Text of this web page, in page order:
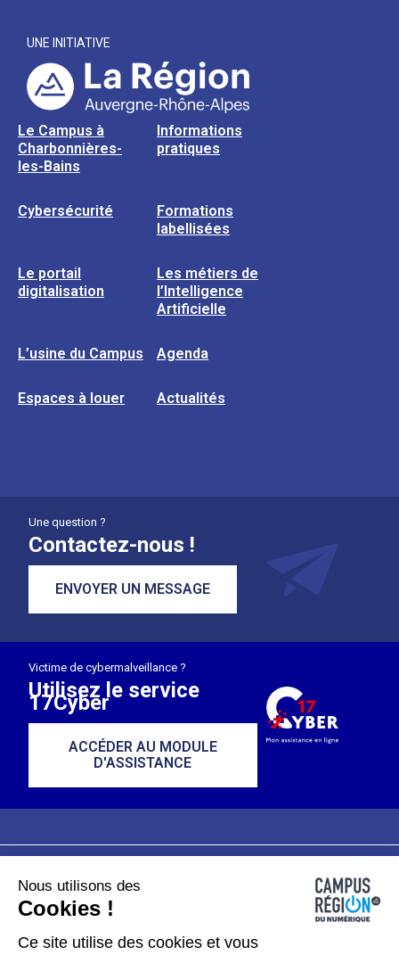
UNE INITIATIVE
Le Campus à
Charbonnières-
les-Bains
Informations
pratiques
Cybersécurité
Formations
labellisées
Le portail
digitalisation
Les métiers de
l’Intelligence
Artificielle
L’usine du Campus Agenda
Espaces à louer Actualités
Une question ?
Contactez-nous !
ENVOYER UN MESSAGE
Victime de cybermalveillance ?
Utilisez le service
17Cyber
ACCÉDER AU MODULE
D'ASSISTANCE
Plan du site
Données personnelles
Nous utilisons des
Cookies !
Ce site utilise des cookies et vous